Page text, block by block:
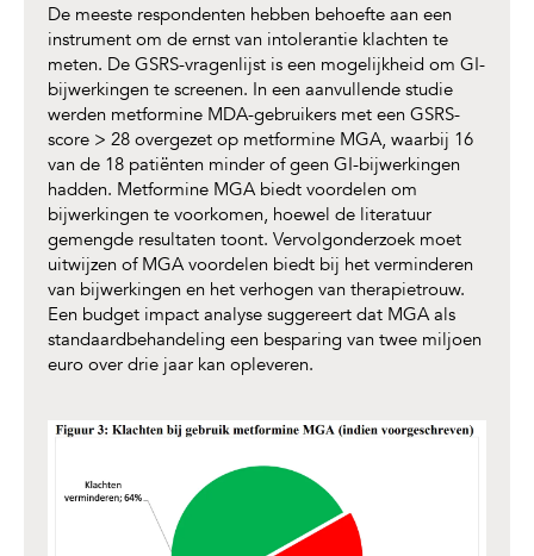
De meeste respondenten hebben behoefte aan een
instrument om de ernst van intolerantie klachten te
meten. De GSRS-vragenlijst is een mogelijkheid om GI-
bijwerkingen te screenen. In een aanvullende studie
werden metformine MDA-gebruikers met een GSRS-
score > 28 overgezet op metformine MGA, waarbij 16
van de 18 patiënten minder of geen GI-bijwerkingen
hadden. Metformine MGA biedt voordelen om
bijwerkingen te voorkomen, hoewel de literatuur
gemengde resultaten toont. Vervolgonderzoek moet
uitwijzen of MGA voordelen biedt bij het verminderen
van bijwerkingen en het verhogen van therapietrouw.
Een budget impact analyse suggereert dat MGA als
standaardbehandeling een besparing van twee miljoen
euro over drie jaar kan opleveren.